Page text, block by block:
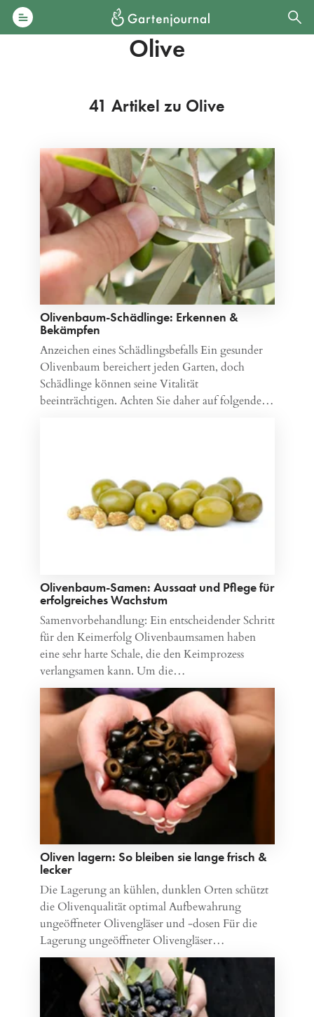
Olive
41 Artikel zu Olive
Olivenbaum-Schädlinge: Erkennen &
Bekämpfen
Anzeichen eines Schädlingsbefalls Ein gesunder
Olivenbaum bereichert jeden Garten, doch
Schädlinge können seine Vitalität
beeinträchtigen. Achten Sie daher auf folgende…
Olivenbaum-Samen: Aussaat und Pflege für
erfolgreiches Wachstum
Samenvorbehandlung: Ein entscheidender Schritt
für den Keimerfolg Olivenbaumsamen haben
eine sehr harte Schale, die den Keimprozess
verlangsamen kann. Um die…
Oliven lagern: So bleiben sie lange frisch &
lecker
Die Lagerung an kühlen, dunklen Orten schützt
die Olivenqualität optimal Aufbewahrung
ungeöffneter Olivengläser und -dosen Für die
Lagerung ungeöffneter Olivengläser…